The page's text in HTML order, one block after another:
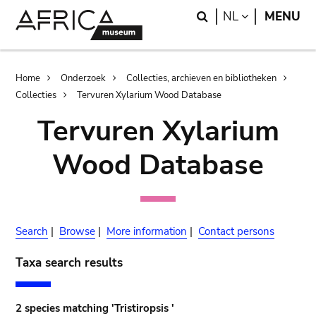
Search
NL LANGUAGE
MENU
Breadcrumb
Home Onderzoek
Collecties, archieven en bibliotheken
Collecties
Tervuren Xylarium Wood Database
Tervuren Xylarium
Wood Database
Search | Browse | More information | Contact persons
Taxa search results
2 species matching 'Tristiropsis '